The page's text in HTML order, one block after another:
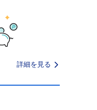
詳細を見る